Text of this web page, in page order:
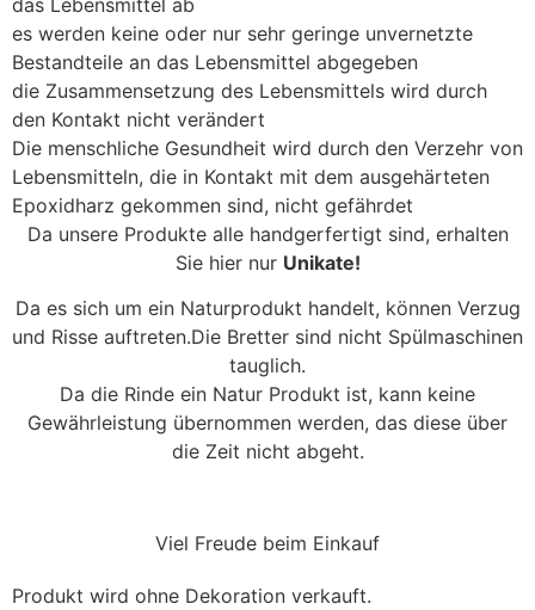
es werden keine oder nur sehr geringe unvernetzte
Bestandteile an das Lebensmittel abgegeben
die Zusammensetzung des Lebensmittels wird durch
den Kontakt nicht verändert
Die menschliche Gesundheit wird durch den Verzehr von
Lebensmitteln, die in Kontakt mit dem ausgehärteten
Epoxidharz gekommen sind, nicht gefährdet
Da unsere Produkte alle handgerfertigt sind, erhalten
Sie hier nur Unikate!
Da es sich um ein Naturprodukt handelt, können Verzug
und Risse auftreten.Die Bretter sind nicht Spülmaschinen
tauglich.
Da die Rinde ein Natur Produkt ist, kann keine
Gewährleistung übernommen werden, das diese über
die Zeit nicht abgeht.
Viel Freude beim Einkauf
Produkt wird ohne Dekoration verkauft.